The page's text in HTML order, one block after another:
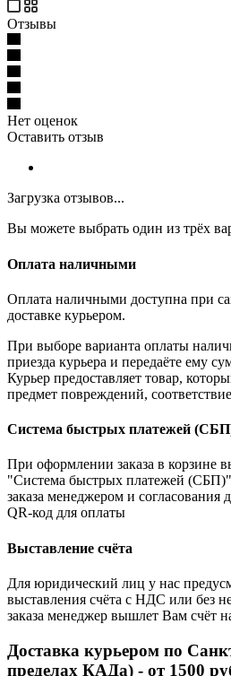
Отзывы
Нет оценок
Оставить отзыв
Загрузка отзывов...
Вы можете выбрать один из трёх
Оплата наличными
Оплата наличными доступна при
доставке курьером.
При выборе варианта оплаты
приезда курьера и передаёте ему
Курьер предоставляет товар,
предмет повреждений,
Система быстрых платежей
При оформлении заказа в корзине
"Система быстрых платежей
заказа менеджером и
QR-код для оплаты
Выставление счёта
Для юридический лиц у нас
выставления счёта с НДС или без
заказа менеджер вышлет Вам счёт
Доставка курьером по
пределах КАДа) - от 1500